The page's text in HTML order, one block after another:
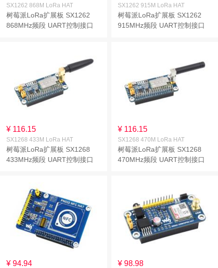
SX1262 868M LoRa HAT
树莓派LoRa扩展板 SX1262
868MHz频段 UART控制接口
SX1262 915M LoRa HAT
树莓派LoRa扩展板 SX1262
915MHz频段 UART控制接口
¥ 116.15
SX1268 433M LoRa HAT
树莓派LoRa扩展板 SX1268
433MHz频段 UART控制接口
¥ 116.15
SX1268 470M LoRa HAT
树莓派LoRa扩展板 SX1268
470MHz频段 UART控制接口
¥ 94.94 ¥ 98.98